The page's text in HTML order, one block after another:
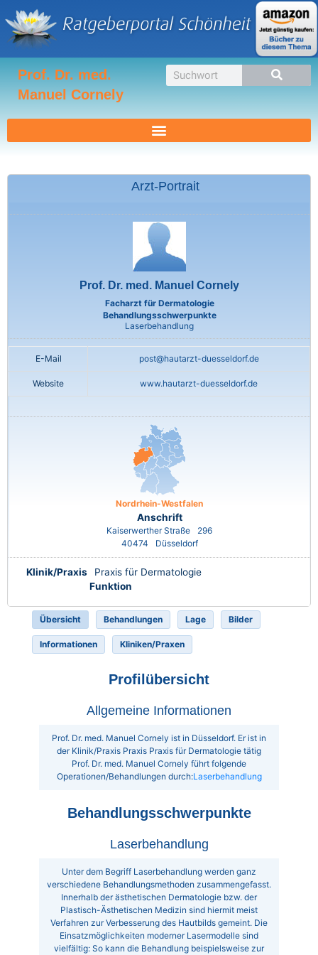
Inhalt
springen
Prof. Dr. med.
Manuel Cornely
Suche
Arzt-Portrait
Prof. Dr. med. Manuel Cornely
Facharzt für Dermatologie
Behandlungsschwerpunkte
Laserbehandlung
E-Mail post@hautarzt-duesseldorf.de
Website www.hautarzt-duesseldorf.de
Nordrhein-Westfalen
Anschrift
Kaiserwerther Straße
296
40474
Düsseldorf
Klinik/Praxis
Praxis für Dermatologie
Funktion
Übersicht Behandlungen Lage Bilder
Informationen Kliniken/Praxen
Profilübersicht
Allgemeine Informationen
Prof. Dr. med. Manuel Cornely ist in Düsseldorf. Er ist in
der Klinik/Praxis Praxis Praxis für Dermatologie tätig
Prof. Dr. med. Manuel Cornely führt folgende
Operationen/Behandlungen durch:Laserbehandlung
Behandlungsschwerpunkte
Laserbehandlung
Unter dem Begriff Laserbehandlung werden ganz
verschiedene Behandlungsmethoden zusammengefasst.
Innerhalb der ästhetischen Dermatologie bzw. der
Plastisch-Ästhetischen Medizin sind hiermit meist
Verfahren zur Verbesserung des Hautbilds gemeint. Die
Einsatzmöglichkeiten moderner Lasermodelle sind
vielfältig: So kann die Behandlung beispielsweise zur